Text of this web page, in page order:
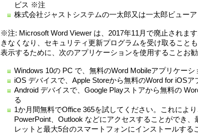
ビス ※注
株式会社ジャストシステムの一太郎又は一太郎ビューア
※注: Microsoft Word Viewer は、2017年11月で廃止されま
きなくなり、セキュリティ更新プログラムを受け取ること
表示するために、次のアプリケーションを使用することお勧
Windows 10の PC で、無料のWord Mobileアプリケー
iOS デバイスで、Apple Storeから無料のWord for iOS
Android デバイスで、Google Playストアから無料の
る
1か月間無料でOffice 365を試してください。これによ
PowerPoint、Outlook などにアクセスすることができ
レットと最大5台のスマートフォンにインストールする